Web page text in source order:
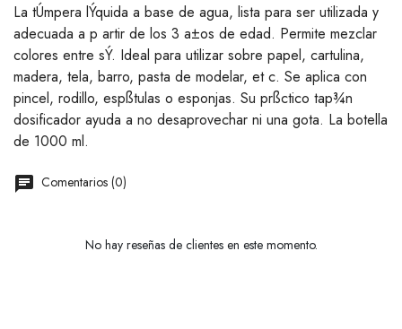
La tÚmpera lÝquida a base de agua, lista para ser utilizada y
adecuada a p artir de los 3 a±os de edad. Permite mezclar
colores entre sÝ. Ideal para utilizar sobre papel, cartulina,
madera, tela, barro, pasta de modelar, et c. Se aplica con
pincel, rodillo, espßtulas o esponjas. Su prßctico tap¾n
dosificador ayuda a no desaprovechar ni una gota. La botella
de 1000 ml.
Comentarios (0)
No hay reseñas de clientes en este momento.